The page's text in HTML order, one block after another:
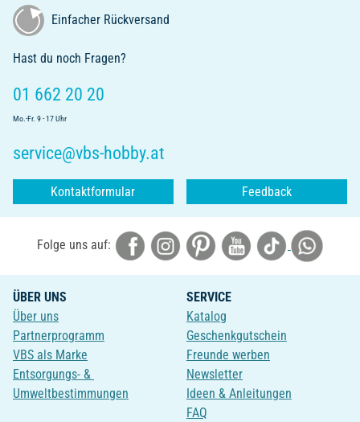
Einfacher Rückversand
Hast du noch Fragen?
01 662 20 20
Mo.-Fr. 9 - 17 Uhr
service@vbs-hobby.at
Kontaktformular Feedback
Folge uns auf:
ÜBER UNS
Über uns
Partnerprogramm
VBS als Marke
Entsorgungs- &
Umweltbestimmungen
SERVICE
Katalog
Geschenkgutschein
Freunde werben
Newsletter
Ideen & Anleitungen
FAQ